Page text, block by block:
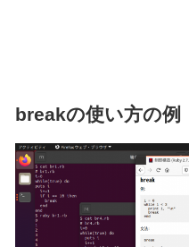
breakの使い方の例